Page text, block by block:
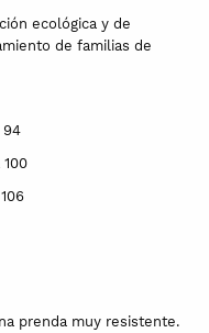
ecológica y de
de familias de
94
prenda muy resistente.